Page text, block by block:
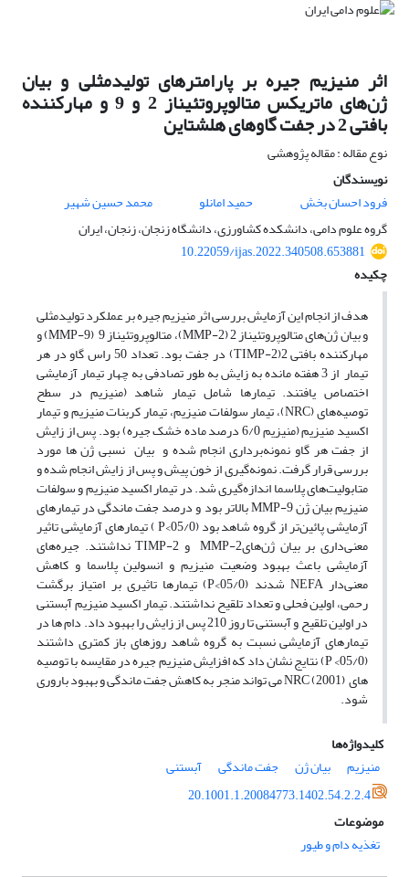
اثر منیزیم جیره بر پارامترهای تولیدمثلی و بیان
ژن‌های ماتریکس متالوپروتئیناز 2 و 9 و مهارکننده
بافتی 2 در جفت گاوهای هلشتاین
نوع مقاله : مقاله پژوهشی
نویسندگان
فرود احسان بخش
حمید امانلو
محمد حسین شهیر
گروه علوم دامی، دانشکده کشاورزی، دانشگاه زنجان، زنجان، ایران
10.22059/ijas.2022.340508.653881
چکیده
هدف از انجام این آزمایش بررسی اثر منیزیم جیره بر عملکرد تولید‌مثلی
و بیان ژن‌های متالوپروتئیناز 2 (MMP-2)، متالوپروتئیناز 9 (MMP-9) و
مهارکننده بافتی 2(TIMP-2) در جفت بود. تعداد 50 راس گاو در هر
تیمار از 3 هفته مانده به زایش به طور تصادفی به چهار تیمار آزمایشی
اختصاص یافتند. تیمار‌ها شامل تیمار شاهد (منیزیم در سطح
توصیه‌های (NRC)، تیمار سولفات ‌منیزیم، تیمار کربنات ‌منیزیم و تیمار
اکسید ‌منیزیم (منیزیم 6/0 درصد ماده خشک جیره) بود. پس از زایش
از جفت هر گاو نمونه‌برداری انجام شده و بیان نسبی ژن ها مورد
بررسی قرار گرفت. نمونه‌گیری از خون پیش و پس از زایش انجام شده و
متابولیت‌های پلاسما اندازه‌گیری شد. در تیمار اکسید منیزیم و سولفات
منیزیم بیان ژن MMP-9 بالاتر بود و درصد جفت ماندگی در تیمارهای
آزمایشی پائین‌تر از گروه شاهد بود (05/0>P ) تیمارهای آزمایشی تاثیر
معنی‌داری بر بیان ژن‌هایMMP-2 و TIMP-2 نداشتند. جیره‌های
آزمایشی باعث بهبود وضعیت منیزیم و انسولین پلاسما و کاهش
معنی‌دار NEFA شدند (05/0>P) تیمارها تاثیری بر امتیاز برگشت
رحمی، اولین فحلی و تعداد تلقیح نداشتند. تیمار اکسید منیزیم آبستنی
در اولین تلقیح و آبستنی تا روز 210 پس از زایش را بهبود داد. دام ها در
تیمارهای آزمایشی نسبت به گروه شاهد روزهای باز کمتری داشتند
(05/0> P) نتایج نشان داد که افزایش منیزیم جیره در مقایسه با توصیه
های NRC (2001) می تواند منجر به کاهش جفت ماندگی و بهبود باروری
شود.
کلیدواژه‌ها
منیزیم
بیان ژن جفت ماندگی
آبستنی
20.1001.1.20084773.1402.54.2.2.4
موضوعات
تغذیه دام و طیور